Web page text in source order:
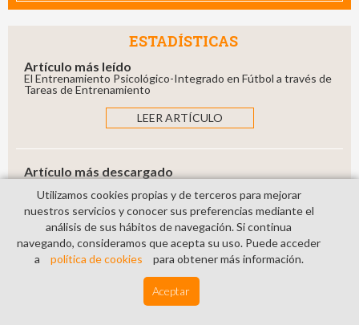
ESTADÍSTICAS
Artículo más leído
El Entrenamiento Psicológico-Integrado en Fútbol a través de
Tareas de Entrenamiento
LEER ARTÍCULO
Artículo más descargado
Variables psicológicas influyentes en el desempeño de
árbitros FIFA: un estudio cualitativo
DESCARGAR ARTÍCULO
CITE SCORE RANK
Utilizamos cookies propias y de terceros para mejorar
nuestros servicios y conocer sus preferencias mediante el
análisis de sus hábitos de navegación. Si continua
navegando, consideramos que acepta su uso. Puede acceder
a
política de cookies para obtener más información.
Aceptar